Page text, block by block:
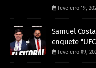
fevereiro 19,
Samuel
enquete
fevereiro 09,